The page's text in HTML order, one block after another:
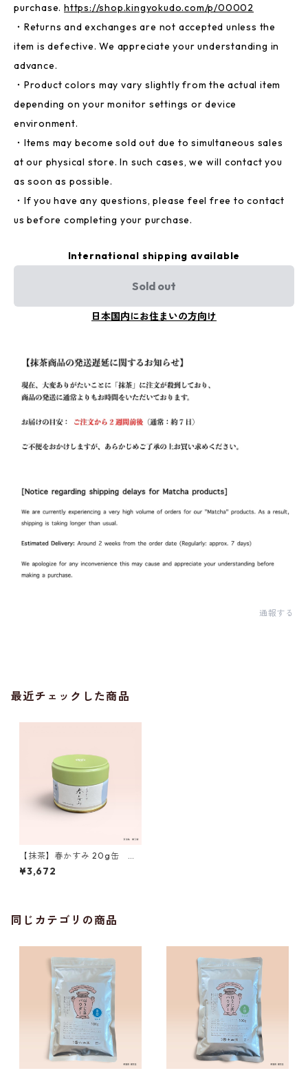
purchase.https://shop.kingyokudo.com/p/00002
・Returns and exchanges are not accepted unless the
item is defective. We appreciate your understanding in
advance.
・Product colors may vary slightly from the actual item
depending on your monitor settings or device
environment.
・Items may become sold out due to simultaneous sales
at our physical store. In such cases, we will contact you
as soon as possible.
・If you have any questions, please feel free to contact
us before completing your purchase.
International shipping available
Sold out
日本国内にお住まいの方向け
通報する
最近チェックした商品
【抹茶】春かすみ 20g缶 丸
久小山園製 ／Matcha Spring
Limited Edition 20g
¥3,672
同じカテゴリの商品